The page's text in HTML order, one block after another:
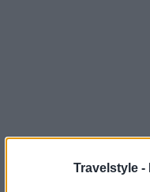
Travelstyle -